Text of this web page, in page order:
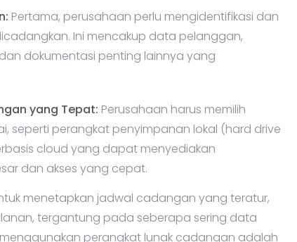
Pertama, perusahaan perlu mengidentifikasi dan
Ini mencakup data pelanggan,
dokumentasi penting lainnya yang
yang Tepat: Perusahaan harus memilih
seperti perangkat penyimpanan lokal (hard drive
cloud yang dapat menyediakan
dan akses yang cepat.
menetapkan jadwal cadangan yang teratur,
tergantung pada seberapa sering data
perangkat lunak cadangan adalah